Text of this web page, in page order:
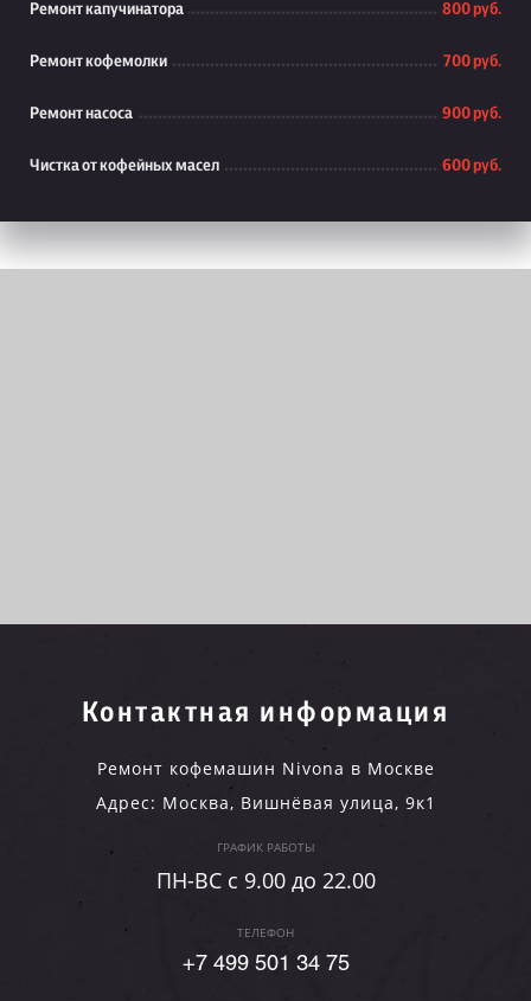
Ремонт капучинатора 800 руб.
Ремонт кофемолки 700 руб.
Ремонт насоса 900 руб.
Чистка от кофейных масел 600 руб.
Контактная информация
Ремонт кофемашин Nivona в Москве
Адрес: Москва, Вишнёвая улица, 9к1
ГРАФИК РАБОТЫ
ПН-ВC c 9.00 до 22.00
ТЕЛЕФОН
+7 499 501 34 75